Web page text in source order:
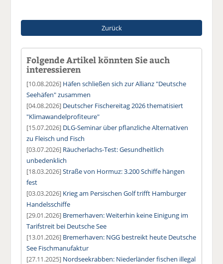
Zurück
Folgende Artikel könnten Sie auch
interessieren
[10.08.2026] Häfen schließen sich zur Allianz "Deutsche
Seehäfen" zusammen
[04.08.2026] Deutscher Fischereitag 2026 thematisiert
"Klimawandelprofiteure"
[15.07.2026] DLG-Seminar über pflanzliche Alternativen
zu Fleisch und Fisch
[03.07.2026] Räucherlachs-Test: Gesundheitlich
unbedenklich
[18.03.2026]Straße von Hormuz: 3.200 Schiffe hängen
fest
[03.03.2026] Krieg am Persischen Golf trifft Hamburger
Handelsschiffe
[29.01.2026] Bremerhaven: Weiterhin keine Einigung im
Tarifstreit bei Deutsche See
[13.01.2026] Bremerhaven: NGG bestreikt heute Deutsche
See Fischmanufaktur
[27.11.2025] Nordseekrabben: Niederländer fischen illegal